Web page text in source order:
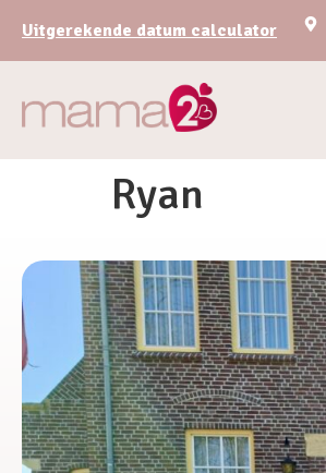
Uitgerekende datum calculator
Ryan